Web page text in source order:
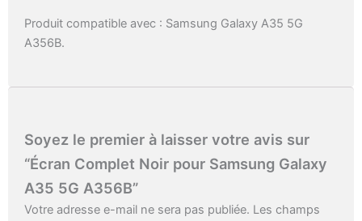
Produit compatible avec : Samsung Galaxy A35 5G
A356B.
Soyez le premier à laisser votre avis sur
“Écran Complet Noir pour Samsung Galaxy
A35 5G A356B”
Votre adresse e-mail ne sera pas publiée. Les champs